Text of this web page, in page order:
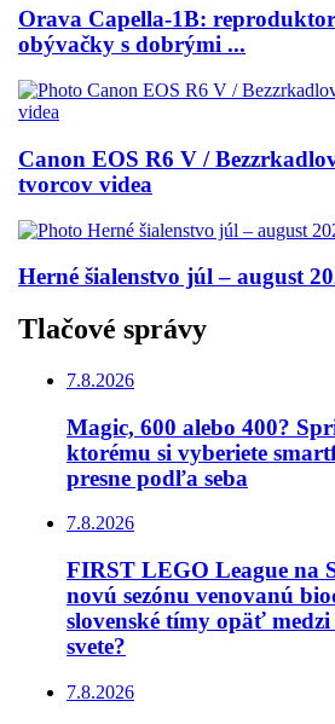
Orava Capella-1B:
obývačky s dobrými ...
Canon EOS R6 V /
tvorcov videa
Herné šialenstvo júl – august
Tlačové správy
7.8.2026
Magic, 600 alebo 400?
ktorému si vyberiete
presne podľa seba
7.8.2026
FIRST LEGO League na
novú sezónu venovanú
slovenské tímy opäť
svete?
7.8.2026